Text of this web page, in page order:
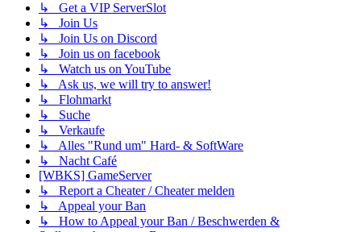
↳ Get a VIP ServerSlot
↳ Join Us
↳ Join Us on Discord
↳ Join us on facebook
↳ Watch us on YouTube
↳ Ask us, we will try to answer!
↳ Flohmarkt
↳ Suche
↳ Verkaufe
↳ Alles "Rund um" Hard- & SoftWare
↳ Nacht Café
[WBKS] GameServer
↳ Report a Cheater / Cheater melden
↳ Appeal your Ban
↳ How to Appeal your Ban / Beschwerden &